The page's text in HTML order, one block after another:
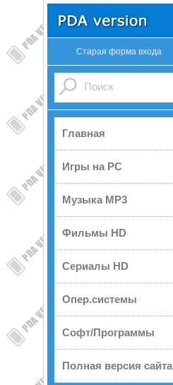
Старая форма входа
Главная
Игры на PC
Музыка MP3
Фильмы HD
Сериалы HD
Опер.системы
Софт/Программы
Полная версия сайта